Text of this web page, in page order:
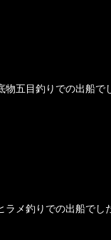
物五目釣りでの出船
ラメ釣りでの出船で